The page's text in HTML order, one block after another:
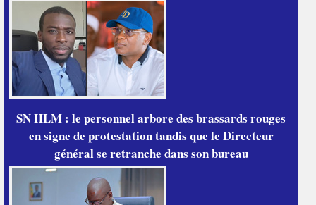
SN HLM : le personnel arbore des brassards rouges
en signe de protestation tandis que le Directeur
général se retranche dans son bureau